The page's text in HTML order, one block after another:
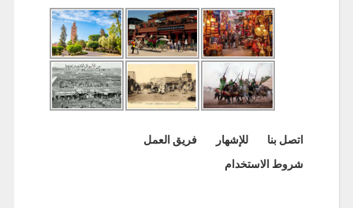
اتصل بنا للإشهار
فريق العمل
شروط الاستخدام